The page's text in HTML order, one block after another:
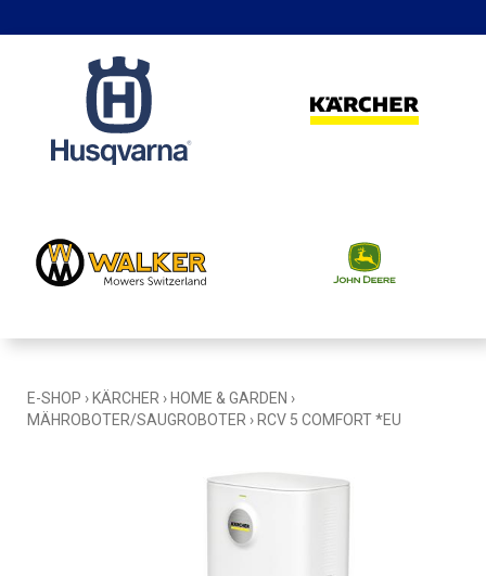
E-SHOP › KÄRCHER › HOME & GARDEN ›
MÄHROBOTER/SAUGROBOTER › RCV 5 COMFORT *EU